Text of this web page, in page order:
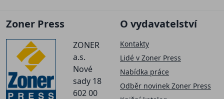
Zoner Press
ZONER
a.s.
Nové
sady 18
602 00
O vydavatelství
Kontakty
Lidé v Zoner Press
Nabídka práce
Odběr novinek Zoner Press